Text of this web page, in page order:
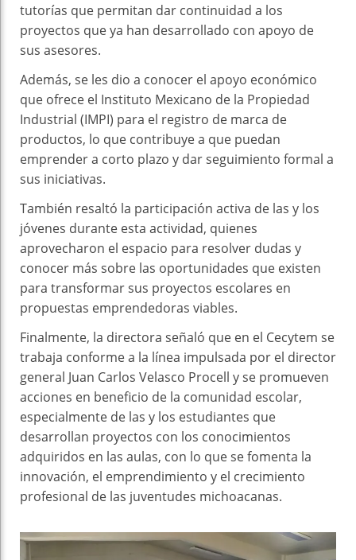
tutorías que permitan dar continuidad a los
proyectos que ya han desarrollado con apoyo de
sus asesores.
Además, se les dio a conocer el apoyo económico
que ofrece el Instituto Mexicano de la Propiedad
Industrial (IMPI) para el registro de marca de
productos, lo que contribuye a que puedan
emprender a corto plazo y dar seguimiento formal a
sus iniciativas.
También resaltó la participación activa de las y los
jóvenes durante esta actividad, quienes
aprovecharon el espacio para resolver dudas y
conocer más sobre las oportunidades que existen
para transformar sus proyectos escolares en
propuestas emprendedoras viables.
Finalmente, la directora señaló que en el Cecytem se
trabaja conforme a la línea impulsada por el director
general Juan Carlos Velasco Procell y se promueven
acciones en beneficio de la comunidad escolar,
especialmente de las y los estudiantes que
desarrollan proyectos con los conocimientos
adquiridos en las aulas, con lo que se fomenta la
innovación, el emprendimiento y el crecimiento
profesional de las juventudes michoacanas.